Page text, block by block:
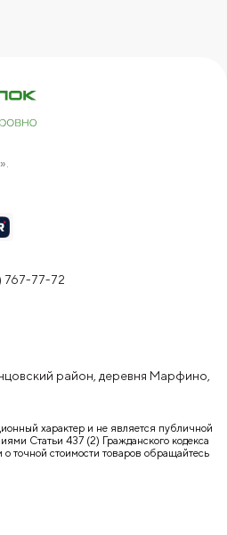
767-77-72
район, деревня Марфино,
характер и не является публичной
Статьи 437 (2) Гражданского кодекса
точной стоимости товаров обращайтесь